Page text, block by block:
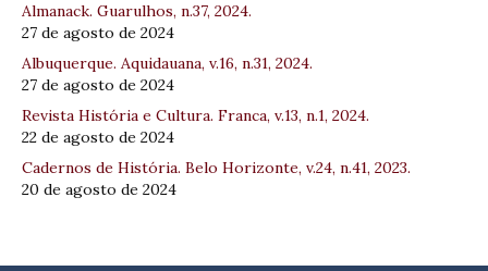
Almanack. Guarulhos, n.37, 2024.
27 de agosto de 2024
Albuquerque. Aquidauana, v.16, n.31, 2024.
27 de agosto de 2024
Revista História e Cultura. Franca, v.13, n.1, 2024.
22 de agosto de 2024
Cadernos de História. Belo Horizonte, v.24, n.41, 2023.
20 de agosto de 2024